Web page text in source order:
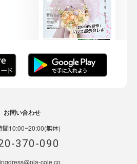
お問い合わせ
間10:00~20:00(無休)
370-090
cole.co